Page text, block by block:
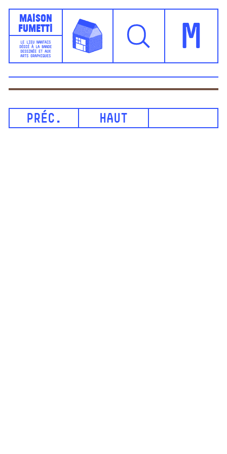
Maison
Fumetti
LE LIEU NANTAIS
DÉDIÉ À LA BANDE
DESSINÉE ET AUX
ARTS GRAPHIQUES
M
PRÉC. HAUT